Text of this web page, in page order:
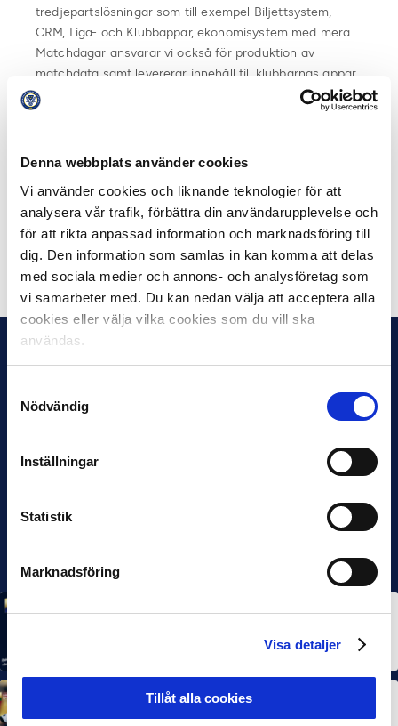
Denna webbplats använder cookies
Vi använder cookies och liknande teknologier för att
analysera vår trafik, förbättra din användarupplevelse och
för att rikta anpassad information och marknadsföring till
dig. Den information som samlas in kan komma att delas
med sociala medier och annons- och analysföretag som
vi samarbeter med. Du kan nedan välja att acceptera alla
cookies eller välja vilka cookies som du vill ska
användas.
Nödvändig
Inställningar
Statistik
Marknadsföring
Visa detaljer
Tillåt alla cookies
tredjepartslösningar som till exempel Biljettsystem,
CRM, Liga- och Klubbappar, ekonomisystem med mera.
Matchdagar ansvarar vi också för produktion av
matchdata samt levererar innehåll till klubbarnas appar
och analysverktyg. Utöver leveranser till våra ägare har
vi uppdrag åt Discovery, Unibet, Norska Eliteserien och
den 31 januari tilljohan.viberg@svenskelitfotboll.se . Märk
ansökan”Ansökan Projektledare IT”.
Dela på Facebook Dela på Twitter
MÅNADENS SPELARE MÅNADENS TRÄNARE
MÅNADENS SPELARE MÅNADENS TRÄNARE
Dubbla Landskrona-priser när juni summeras